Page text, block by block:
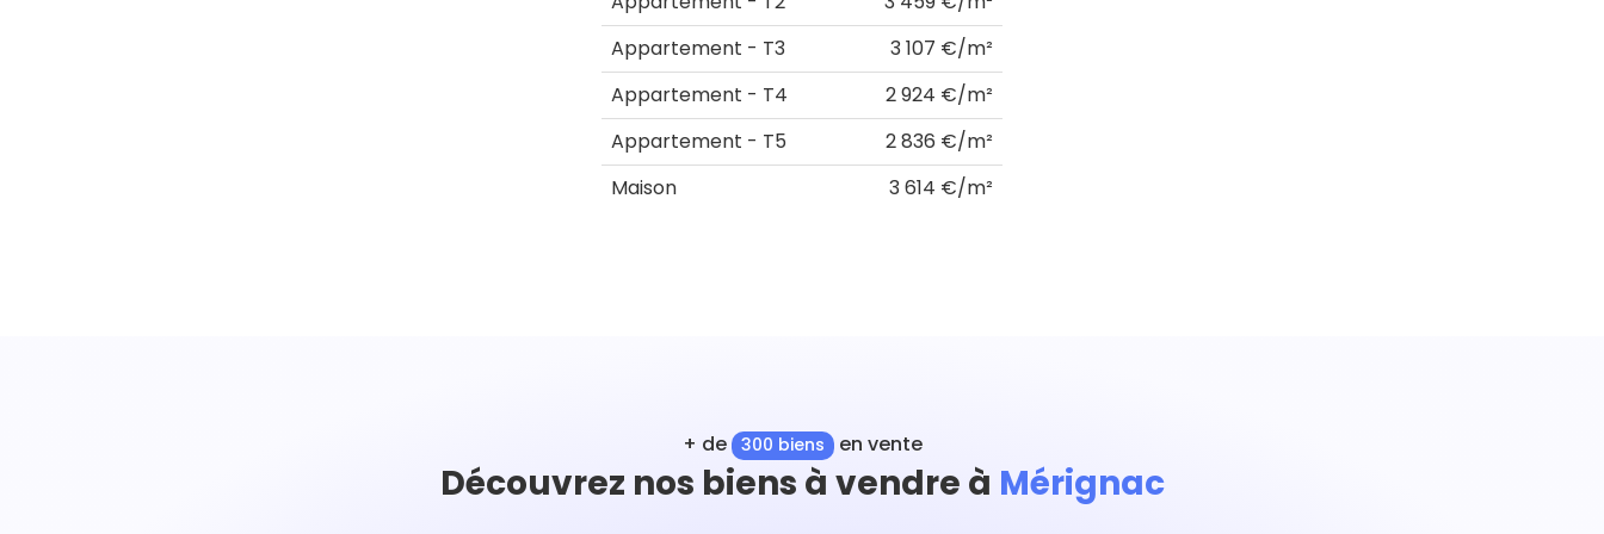
Appartement - T3
3 107 €/m²
Appartement - T4
2 924 €/m²
Appartement - T5
2 836 €/m²
Maison
3 614 €/m²
+ de 300 biens en vente
Découvrez nos biens à vendre à Mérignac